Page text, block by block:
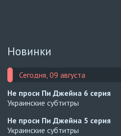
Новинки
Сегодня, 09 августа
Не проси Пи Джейна 6 серия
Украинские субтитры
Не проси Пи Джейна 5 серия
Украинские субтитры